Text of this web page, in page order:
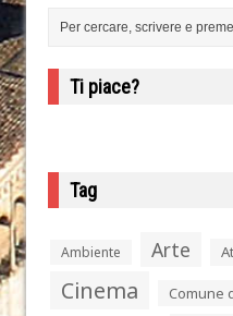
Ti piace?
Tag
Ambiente Arte
Cinema Comune